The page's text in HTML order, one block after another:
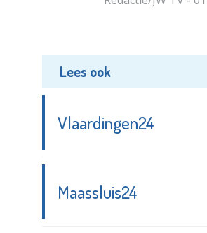
Lees ook
Vlaardingen24
Maassluis24